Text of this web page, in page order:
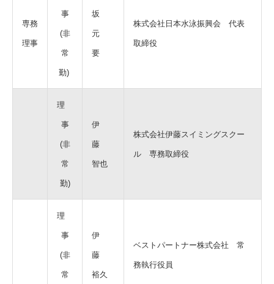
専務
理事
事
(非
常
勤)
坂
元
要
株式会社日本水泳振興会 代表
取締役
理
事
(非
常
勤)
伊
藤
智也
株式会社伊藤スイミングスクー
ル 専務取締役
理
事
(非
常
伊
藤
裕久
ベストパートナー株式会社 常
務執行役員